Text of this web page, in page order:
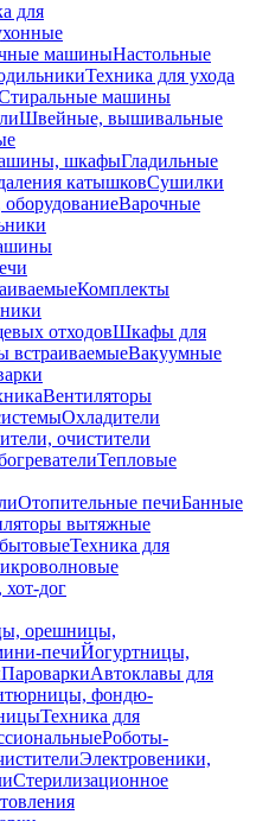
для
машиныНастольные
Техника для ухода
машины
Швейные, вышивальные
шкафыГладильные
катышковСушилки
оборудованиеВарочные
Комплекты
отходовШкафы для
Вакуумные
Вентиляторы
Охладители
очистители
Тепловые
Отопительные печиБанные
вытяжные
Техника для
дог
орешницы,
печиЙогуртницы,
ПароваркиАвтоклавы для
фондю-
Техника для
Роботы-
Электровеники,
Стерилизационное